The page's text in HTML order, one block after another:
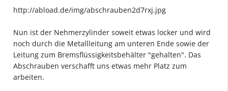
http://abload.de/img/abschrauben2d7rxj.jpg
Nun ist der Nehmerzylinder soweit etwas locker und wird
noch durch die Metallleitung am unteren Ende sowie der
Leitung zum Bremsflüssigkeitsbehälter "gehalten". Das
Abschrauben verschafft uns etwas mehr Platz zum
arbeiten.